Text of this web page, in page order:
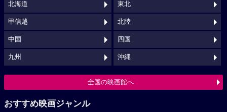
北海道 東北
甲信越 北陸
中国 四国
九州 沖縄
全国の映画館へ
おすすめ映画ジャンル